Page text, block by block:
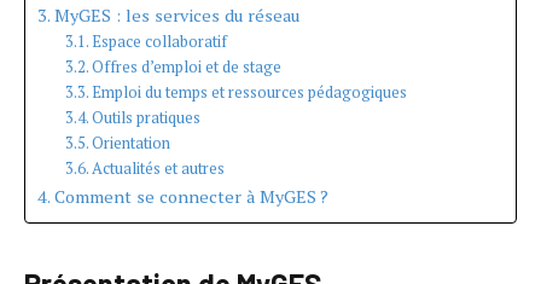
MyGES : les services du réseau
Espace collaboratif
Offres d’emploi et de stage
Emploi du temps et ressources pédagogiques
Outils pratiques
Orientation
Actualités et autres
Comment se connecter à MyGES ?